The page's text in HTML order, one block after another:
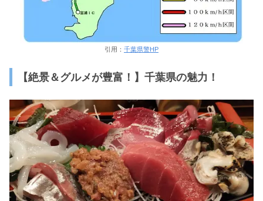
引用： 千葉県警HP
【絶景＆グルメが豊富！】千葉県の魅力！